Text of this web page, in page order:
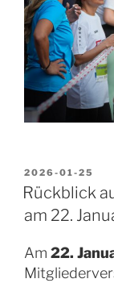
AM
2026-01-25
Rückblick
am 22.
Am 22.